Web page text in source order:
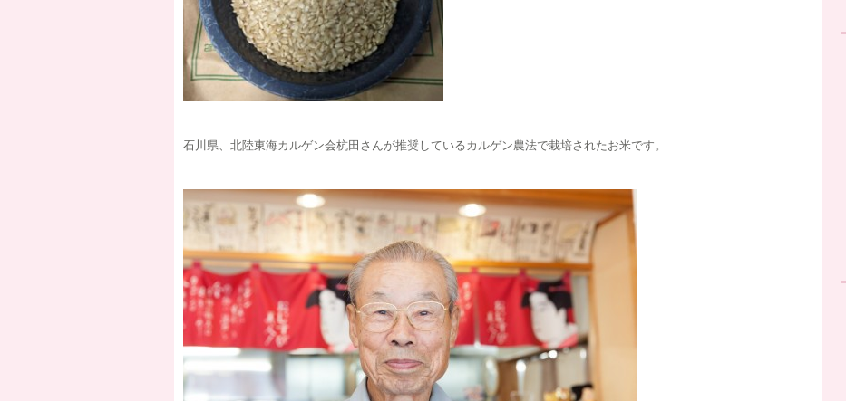
石川県、北陸東海カルゲン会杭田さんが推奨しているカルゲン農法で栽培されたお米です。